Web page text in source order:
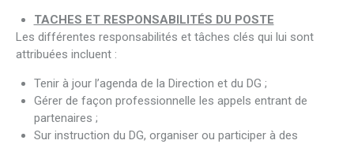
TACHES ET RESPONSABILITÉS DU POSTE
Les différentes responsabilités et tâches clés qui lui sont
attribuées incluent :
Tenir à jour l’agenda de la Direction et du DG ;
Gérer de façon professionnelle les appels entrant de
partenaires ;
Sur instruction du DG, organiser ou participer à des